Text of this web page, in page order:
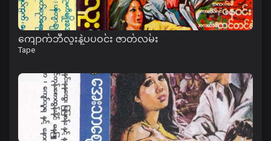
ကျောက်ဘီလူးနဲ့ပပဝင်း ဇာတ်လမ်း
Tape